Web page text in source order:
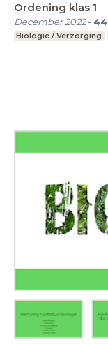
Ordening klas 1
December 2022- 44
Biologie / Verzorging